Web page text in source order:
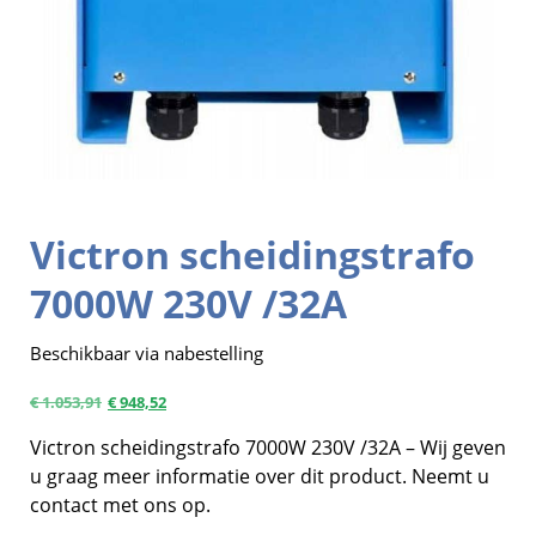
Victron scheidingstrafo
7000W 230V /32A
Beschikbaar via nabestelling
€1.053,91 €948,52
Victron scheidingstrafo 7000W 230V /32A – Wij geven
u graag meer informatie over dit product. Neemt u
contact met ons op.